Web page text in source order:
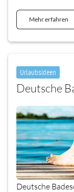
Mehr erfahren
Urlaubsideen
Deutsche
Deutsche